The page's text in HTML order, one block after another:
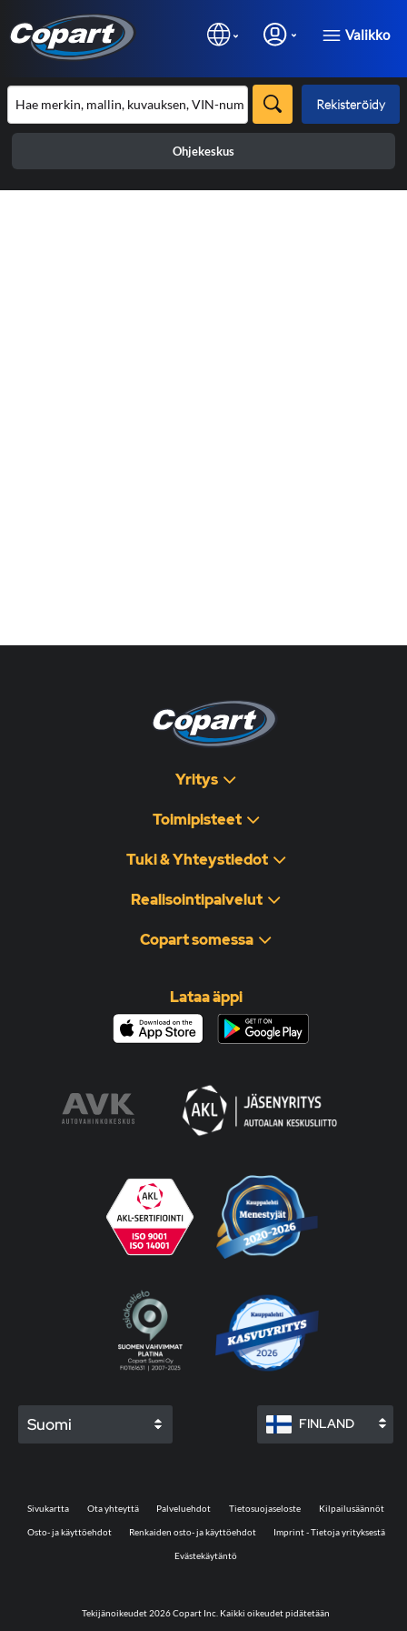
Valikko
Rekisteröidy
Ohjekeskus
Yritys
Toimipisteet
Tuki & Yhteystiedot
Realisointipalvelut
Copart somessa
Lataa äppi
Suomi FINLAND
Tekijänoikeudet 2026 Copart Inc. Kaikki oikeudet pidätetään
Sivukartta Ota yhteyttä Palveluehdot Tietosuojaseloste Kilpailusäännöt
Osto- ja käyttöehdot Renkaiden osto- ja käyttöehdot Imprint - Tietoja yrityksestä
Evästekäytäntö